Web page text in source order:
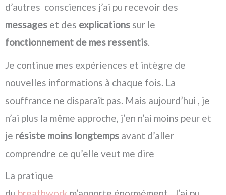
d’autres consciences j’ai pu recevoir des
messages et des explications sur le
fonctionnement de mes ressentis.
Je continue mes expériences et intègre de
nouvelles informations à chaque fois. La
souffrance ne disparaît pas. Mais aujourd’hui , je
n’ai plus la même approche, j’en n’ai moins peur et
je résiste moins longtemps avant d’aller
comprendre ce qu’elle veut me dire
La pratique